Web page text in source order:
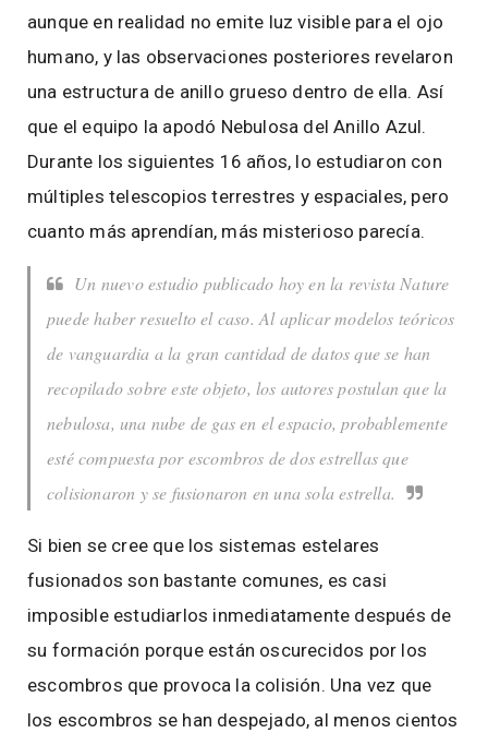
aunque en realidad no emite luz visible para el ojo
humano, y las observaciones posteriores revelaron
una estructura de anillo grueso dentro de ella. Así
que el equipo la apodó Nebulosa del Anillo Azul.
Durante los siguientes 16 años, lo estudiaron con
múltiples telescopios terrestres y espaciales, pero
cuanto más aprendían, más misterioso parecía.
Un nuevo estudio publicado hoy en la revista Nature
puede haber resuelto el caso. Al aplicar modelos teóricos
de vanguardia a la gran cantidad de datos que se han
recopilado sobre este objeto, los autores postulan que la
nebulosa, una nube de gas en el espacio, probablemente
esté compuesta por escombros de dos estrellas que
colisionaron y se fusionaron en una sola estrella.
Si bien se cree que los sistemas estelares
fusionados son bastante comunes, es casi
imposible estudiarlos inmediatamente después de
su formación porque están oscurecidos por los
escombros que provoca la colisión. Una vez que
los escombros se han despejado, al menos cientos